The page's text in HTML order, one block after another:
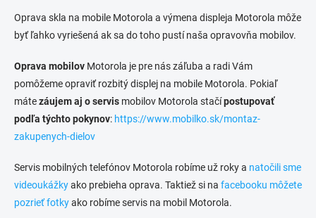
c
i
e
p
r
v
k
v
i
s
u
k
o
a
n
i
e
Oprava skla na mobile Motorola a výmena displeja Motorola môže
byť ľahko vyriešená ak sa do toho pustí naša opravovňa mobilov.
Oprava mobilov Motorola je pre nás záľuba a radi Vám
pomôžeme opraviť rozbitý displej na mobile Motorola. Pokiaľ
mátezáujem aj o servis mobilov Motorola stačípostupovať
podľa týchto pokynov: https://www.mobilko.sk/montaz-
zakupenych-dielov
Servis mobilných telefónov Motorola robíme už roky a natočili sme
videoukážkyako prebieha oprava. Taktiež si na facebooku môžete
pozrieť fotkyako robíme servis na mobil Motorola.